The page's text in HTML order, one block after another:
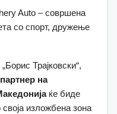
Auto – совршена
со спорт, дружење
Трајковски“,
на
ќе биде
изложбена зона